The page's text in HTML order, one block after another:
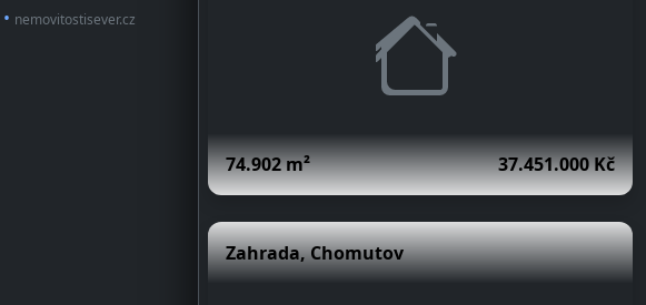
• nemovitostisever.cz